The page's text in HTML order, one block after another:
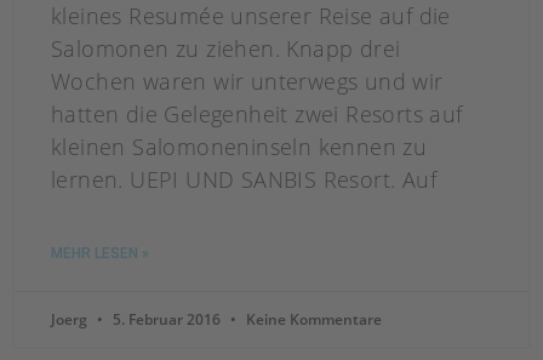
kleines Resumée unserer Reise auf die
Salomonen zu ziehen. Knapp drei
Wochen waren wir unterwegs und wir
hatten die Gelegenheit zwei Resorts auf
kleinen Salomoneninseln kennen zu
lernen. UEPI UND SANBIS Resort. Auf
MEHR LESEN »
Joerg 5. Februar 2016 Keine Kommentare